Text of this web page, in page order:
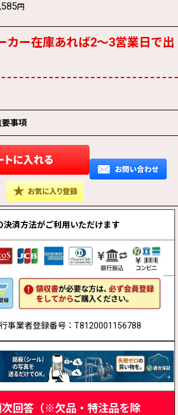
円
ー在庫あれば2〜3営業日で出
事項
決済方法がご利用いただけます
事業者登録番号：T8120001156788
回答（※欠品・特注品を除